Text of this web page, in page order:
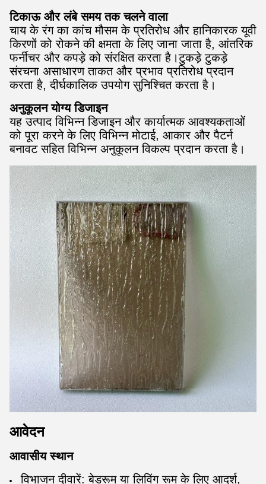
टिकाऊ और लंबे समय तक चलने वाला
चाय के रंग का कांच मौसम के प्रतिरोध और हानिकारक यूवी
किरणों को रोकने की क्षमता के लिए जाना जाता है, आंतरिक
फर्नीचर और कपड़े को संरक्षित करता है।टुकड़े टुकड़े
संरचना असाधारण ताकत और प्रभाव प्रतिरोध प्रदान
करता है, दीर्घकालिक उपयोग सुनिश्चित करता है।
अनुकूलन योग्य डिजाइन
यह उत्पाद विभिन्न डिजाइन और कार्यात्मक आवश्यकताओं
को पूरा करने के लिए विभिन्न मोटाई, आकार और पैटर्न
बनावट सहित विभिन्न अनुकूलन विकल्प प्रदान करता है।
आवेदन
आवासीय स्थान
विभाजन दीवारें: बेडरूम या लिविंग रूम के लिए आदर्श,